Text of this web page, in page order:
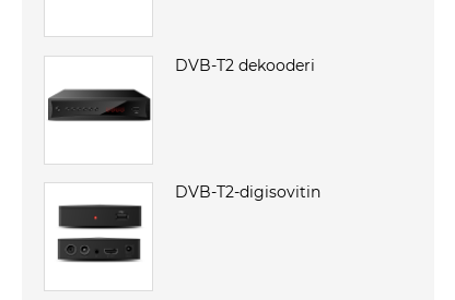
DVB-T2 dekooderi
DVB-T2-digisovitin